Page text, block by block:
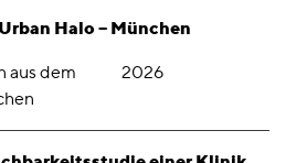
Halo – München
aus dem
2026